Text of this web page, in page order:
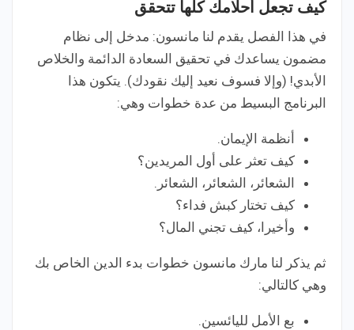
كيف تجعل أحلامك كلها تتحقق
في هذا الفصل يقدم لنا مانسون: مدخل إلى نظام
مضمون يساعدك في تحقيق السعادة الدائمة والخلاص
الأبدي! (وإلا فسوف نعيد إليك نقودك). يتكون هذا
البرنامج البسيط من عدة خطوات وهي:
أنظمة الإيمان.
كيف تعثر على أول المريدين؟
الشعائر، الشعائر، الشعائر.
كيف تختار كبش فداء؟
وأخيرا، كيف تجني المال؟
ثم يذكر لنا مارك مانسون خطوات بدء الدين الخاص بك
وهي كالتالي:
بع الأمل لليائسين.